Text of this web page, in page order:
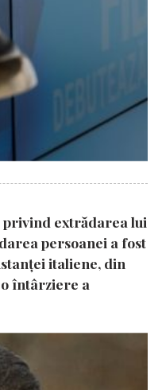
extrădarea lui
persoanei a fost
italiene, din
întârziere a